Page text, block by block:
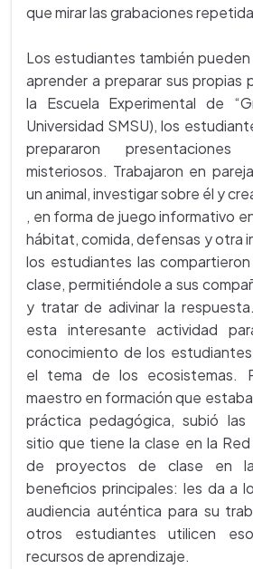
que mirar las grabaciones
Los estudiantes también
aprender a preparar sus propias
la Escuela Experimental de
Universidad SMSU), los
prepararon
misteriosos. Trabajaron en
un animal, investigar sobre él y
, en forma de juego informativo
hábitat, comida, defensas y otra
los estudiantes las
clase, permitiéndole a sus
y tratar de adivinar la
esta interesante actividad
conocimiento de los
el tema de los ecosistemas.
maestro en formación que
práctica pedagógica, subió las
sitio que tiene la clase en la
de proyectos de clase en
beneficios principales: les da a
audiencia auténtica para su
otros estudiantes utilicen
recursos de aprendizaje.